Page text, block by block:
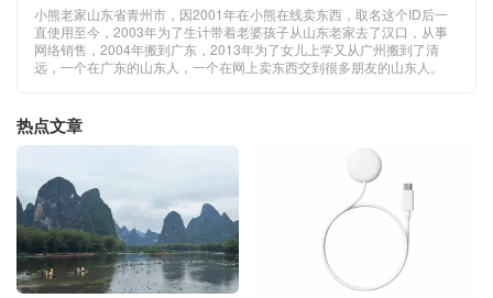
小熊老家山东省青州市，因2001年在小熊在线卖东西，取名这个ID后一
直使用至今，2003年为了生计带着老婆孩子从山东老家去了汉口，从事
网络销售，2004年搬到广东，2013年为了女儿上学又从广州搬到了清
远，一个在广东的山东人，一个在网上卖东西交到很多朋友的山东人。
热点文章